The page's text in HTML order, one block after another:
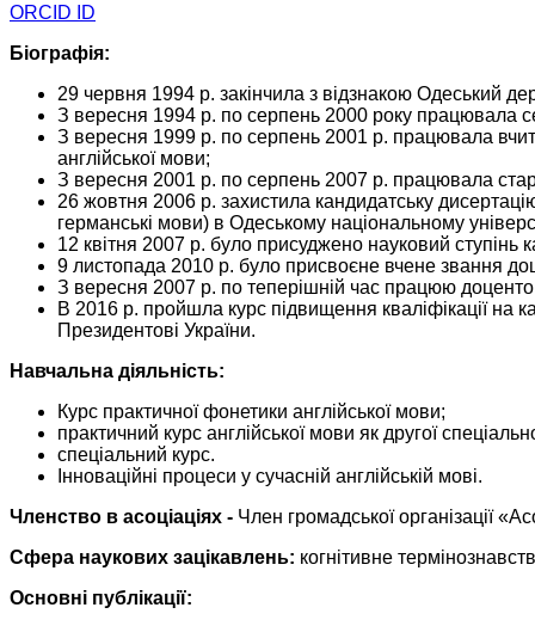
ORCID ID
Біографія:
29 червня 1994 р. закінчила з відзнакою Одеський
З вересня 1994 р. по серпень 2000 року працювала
З вересня 1999 р. по серпень 2001 р. працювала
англійської мови;
З вересня 2001 р. по серпень 2007 р. працювала
26 жовтня 2006 р. захистила кандидатську
германські мови) в Одеському національному
12 квітня 2007 р. було присуджено науковий ступінь
9 листопада 2010 р. було присвоєне вчене звання
З вересня 2007 р. по теперішній час працюю
В 2016 р. пройшла курс підвищення кваліфікації на
Президентові України.
Навчальна діяльність:
Курс практичної фонетики англійської мови;
практичний курс англійської мови як другої
спеціальний курс.
Інноваційні процеси у сучасній англійській мові.
Членство в асоціаціях - Член громадської організації
Сфера наукових зацікавлень: когнітивне
Основні публікації: